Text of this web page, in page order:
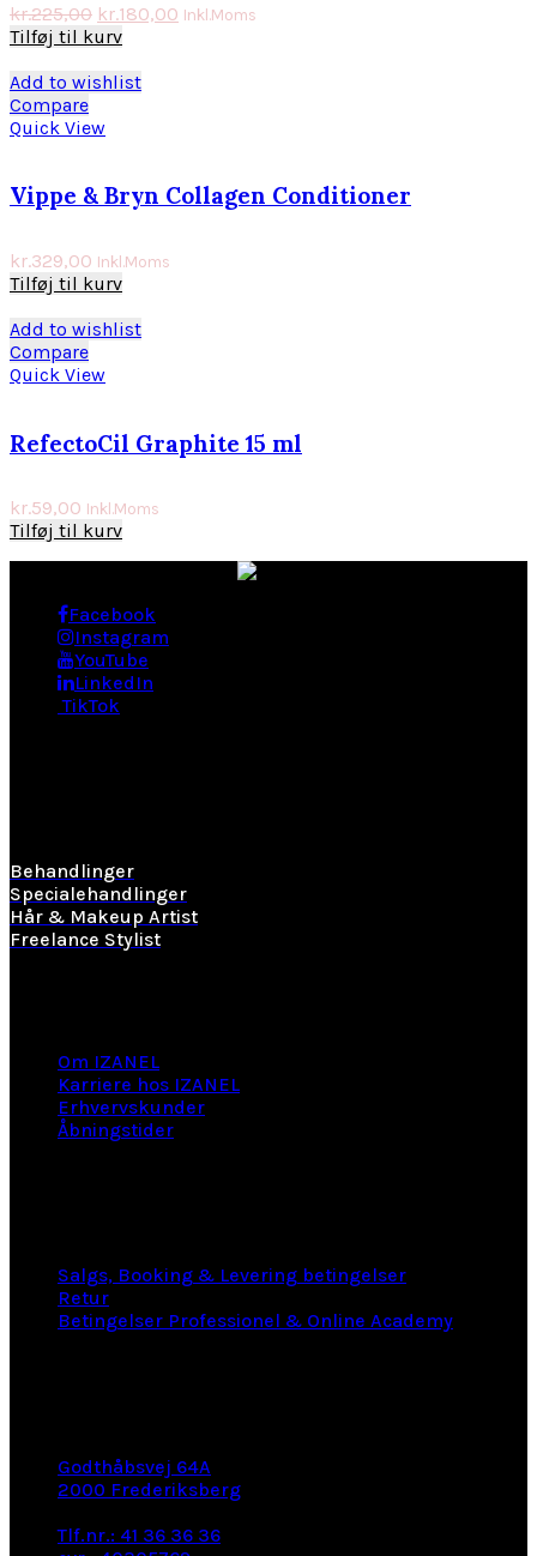
kr.225,00 kr.180,00 Inkl.Moms
Tilføj til kurv
Add to wishlist
Compare
Quick View
Vippe & Bryn Collagen Conditioner
kr.329,00 Inkl.Moms
Tilføj til kurv
Add to wishlist
Compare
Quick View
RefectoCil Graphite 15 ml
kr.59,00 Inkl.Moms
Tilføj til kurv
Facebook
Instagram
YouTube
LinkedIn
TikTok
Behandlinger
Specialehandlinger
Hår & Makeup Artist
Freelance Stylist
Om IZANEL
Karriere hos IZANEL
Erhvervskunder
Åbningstider
Salgs, Booking & Levering betingelser
Retur
Betingelser Professionel & Online Academy
Godthåbsvej 64A
2000 Frederiksberg
Tlf.nr.: 41 36 36 36